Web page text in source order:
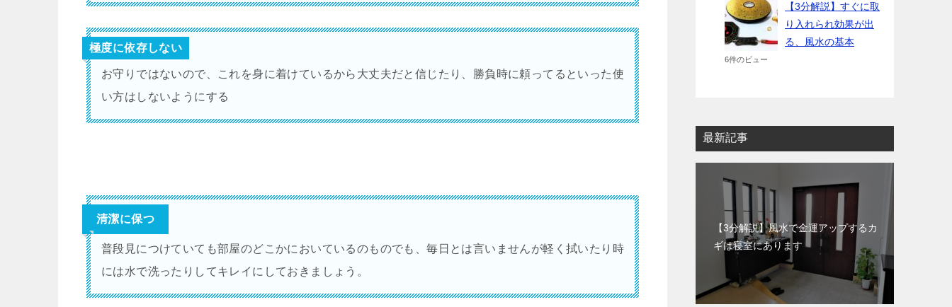
極度に依存しない
お守りではないので、これを身に着けているから大丈夫だと信じたり、勝負時に頼ってるといった使
い方はしないようにする
清潔に保つ
普段見につけていても部屋のどこかにおいているのものでも、毎日とは言いませんが軽く拭いたり時
には水で洗ったりしてキレイにしておきましょう。
【3分解説】すぐに取
り入れられ効果が出
る、風水の基本
6件のビュー
最新記事
【3分解説】風水で金運アップするカ
ギは寝室にあります